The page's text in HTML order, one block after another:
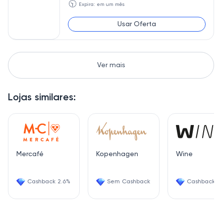
Lojas similares:
Mercafé
Cashback 2.6%
Kopenhagen
Sem Cashback
Wine
Cashback
🕥 Expira: em um mês
Usar Oferta
Ver mais